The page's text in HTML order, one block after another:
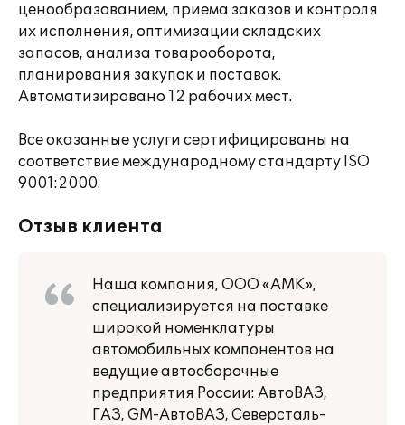
ценообразованием, приема заказов и контроля
их исполнения, оптимизации складских
запасов, анализа товарооборота,
планирования закупок и поставок.
Автоматизировано 12 рабочих мест.
Все оказанные услуги сертифицированы на
соответствие международному стандарту ISO
9001:2000.
Отзыв клиента
Наша компания, ООО «АМК»,
специализируется на поставке
широкой номенклатуры
автомобильных компонентов на
ведущие автосборочные
предприятия России: АвтоВАЗ,
ГАЗ, GM-АвтоВАЗ, Северсталь-